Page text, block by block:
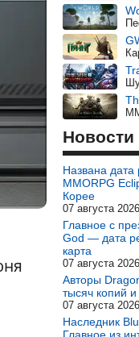
Новости
Названа
MMORPG
Корее
07 августа 2026
Главное с
God — дата
карта
07 августа 2026
Авторы
тысяч копий и
07 августа 2026
Наследник